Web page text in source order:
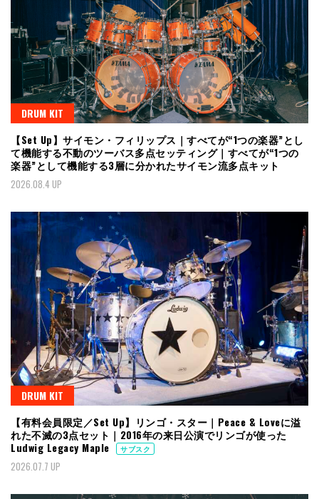
DRUM KIT
【Set Up】サイモン・フィリップス｜すべてが“1つの楽器”とし
て機能する不動のツーバス多点セッティング｜すべてが“1つの
楽器”として機能する3層に分かれたサイモン流多点キット
2026.08.4 UP
DRUM KIT
【有料会員限定／Set Up】リンゴ・スター｜Peace & Loveに溢
れた不滅の3点セット｜2016年の来日公演でリンゴが使った
Ludwig Legacy Maple
サブスク
2026.07.7 UP